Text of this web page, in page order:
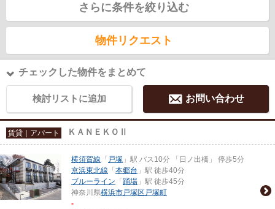
さらに条件を絞り込む
物件リクエスト
チェックした物件をまとめて
検討リストに追加 お問い合わせ
賃貸｜アパート ＫＡＮＥＫＯⅡ
横須賀線 「 戸塚 」駅 バス10分 「日ノ出橋」 停歩5分
京浜東北線 「 本郷台 」駅 徒歩40分
ブルーライン 「 踊場 」駅 徒歩45分
神奈川県横浜市戸塚区 戸塚町
-